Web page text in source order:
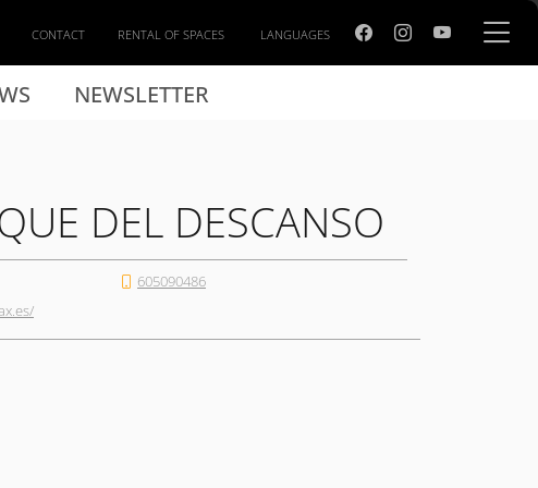
NEWSLETTER
CONTACT RENTAL OF SPACES LANGUAGES
DEL DESCANSO
605090486